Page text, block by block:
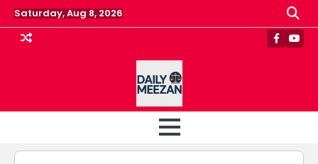
Skip
to
content
Saturday, Aug 8, 2026